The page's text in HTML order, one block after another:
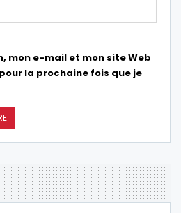
mon e-mail et mon site Web
la prochaine fois que je